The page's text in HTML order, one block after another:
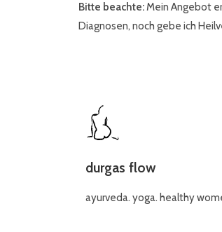
Bitte beachte:Mein Angebot
Diagnosen, noch gebe ich
durgas flow
ayurveda. yoga. healthy